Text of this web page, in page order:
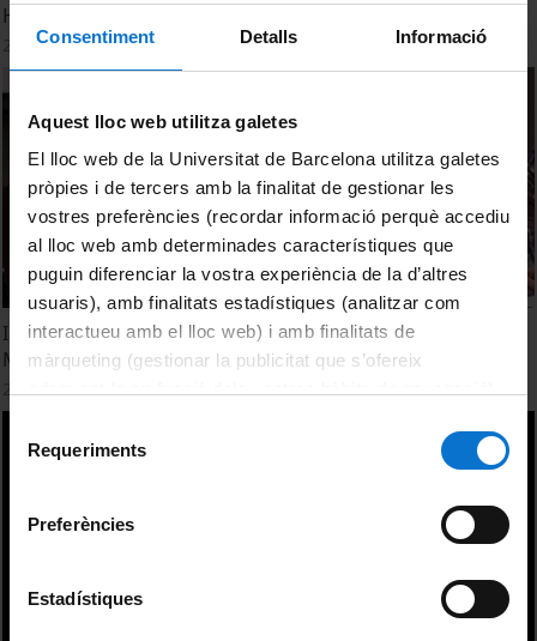
Consentiment Detalls Informació
Aquest lloc web utilitza galetes
El lloc web de la Universitat de Barcelona utilitza galetes
pròpies i de tercers amb la finalitat de gestionar les
vostres preferències (recordar informació perquè accediu
al lloc web amb determinades característiques que
puguin diferenciar la vostra experiència de la d’altres
usuaris), amb finalitats estadístiques (analitzar com
interactueu amb el lloc web) i amb finalitats de
màrqueting (gestionar la publicitat que s’ofereix
consultar laPolítica de galetes del lloc web de la
Requeriments
Preferències
Estadístiques
Homenatge a la Dra. Teresa Vinyoles
25 febrer, 2025
Inauguració de les 14es Jornades IRCVM de Cultures
Medievals
28 octubre, 2015